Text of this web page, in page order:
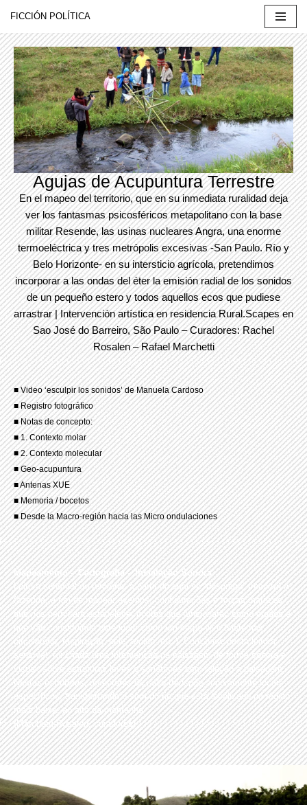
Saltar
al
contenido
FICCIÓN POLÍTICA
Agujas de Acupuntura Terrestre
En el mapeo del territorio, que en su inmediata ruralidad deja
ver los fantasmas psicosféricos metapolitano con la base
militar Resende, las usinas nucleares Angra, una enorme
termoeléctrica y tres metrópolis excesivas -San Paulo. Río y
Belo Horizonte- en su intersticio agrícola, pretendimos
incorporar a las ondas del éter la emisión radial de los sonidos
de un pequeño estero y todos aquellos ecos que pudiese
arrastrar | Intervención artística en residencia Rural.Scapes en
Sao José do Barreiro, São Paulo – Curadores: Rachel
Rosalen – Rafael Marchetti
■ Video ‘esculpir los sonidos’ de Manuela Cardoso
■Registro fotográfico
­­■ Notas de concepto:
■1. Contexto molar
■2. Contexto molecular
■Geo-acupuntura
■Antenas XUE
■Memoria / bocetos
■Desde la Macro-región hacia las Micro ondulaciones
Mapeamento – Cartografia – Instalação Sonora
Leitura sensível do território, a partir do qual se “desprega” (recorta) a
fazenda, a fim de mapear eventos, configurações e forças matrizes
que nos permitam estabelecer pontos que funcionarão como orgãos e
que vão constituindo este lugar como um corpo vivo (sistemas
circulatório, respiração, pele, tecido, etc.). Com base nesta leitura
sensível, foi criada uma intervenção na paisagem de forma sonora e
visual, sobre estruturas leves e simétricas com relação a paisagem.
Nestas estruturas, receptores de rádio transpõe sonoramente locais
específicos, transportando o som do rio que está localizado na região
mais baixa, ao alto da montanha
(Marchetti-Rosalen, curadores)